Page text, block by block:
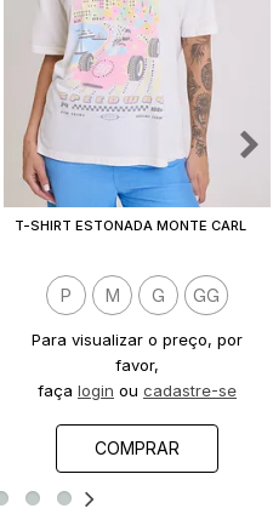
P M G GG
Para visualizar o preço, por
favor,
faça login ou cadastre-se
COMPRAR